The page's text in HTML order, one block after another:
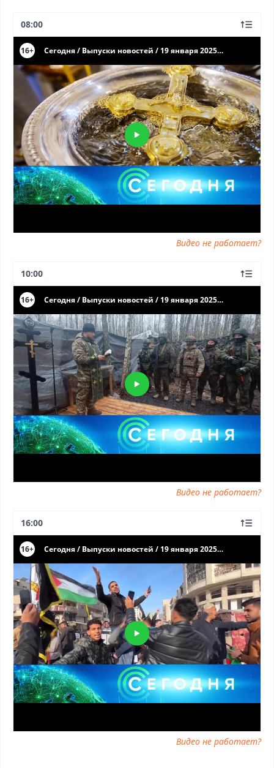
19.01.2025 выпуск онлайн, Сегодня от 19.01.2025 эфир, Сегодня
от 19.01.2025 прямо сейчас, Сегодня от 19.01.2025
телепередача, прямой эфир Сегодня от 19.01.2025 онлайн
бесплатно, программа Сегодня от 19.01.2025, смотреть Сегодня
от 19.01.2025 онлайн, самое интересное в Сегодня от
19.01.2025, Сегодня от 19.01.2025 смотреть сегодня, смотреть
онлайн Сегодня от 19.01.2025, ток шоу Сегодня от 19.01.2025,
смотреть программу Сегодня от 19.01.2025
08:00
Видео не работает?
10:00
Видео не работает?
16:00
Видео не работает?